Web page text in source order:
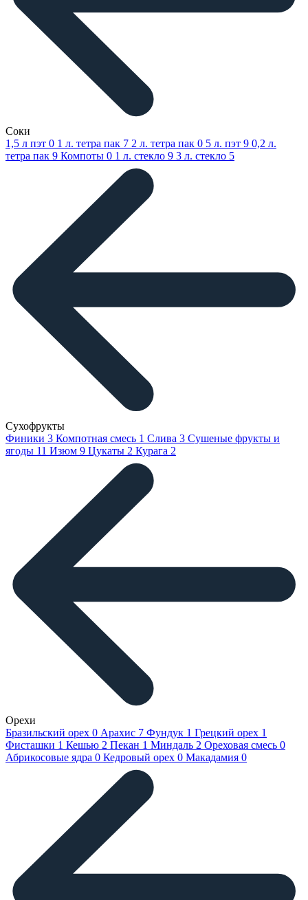
Соки
1,5 л пэт 0 1 л. тетра пак 7 2 л. тетра пак 0 5 л. пэт 9 0,2 л.
тетра пак 9 Компоты 0 1 л. стекло 9 3 л. стекло 5
Сухофрукты
Финики 3 Компотная смесь 1 Слива 3 Сушеные фрукты и
ягоды 11 Изюм 9 Цукаты 2 Курага 2
Орехи
Бразильский орех 0 Арахис 7 Фундук 1 Грецкий орех 1
Фисташки 1 Кешью 2 Пекан 1 Миндаль 2 Ореховая смесь 0
Абрикосовые ядра 0 Кедровый орех 0 Макадамия 0